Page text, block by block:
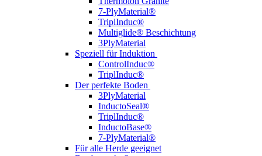
7-PlyMaterial®
TriplInduc®
Multiglide® Beschichtung
3PlyMaterial
Speziell für Induktion
ControlInduc®
TriplInduc®
Der perfekte Boden
3PlyMaterial
InductoSeal®
TriplInduc®
InductoBase®
7-PlyMaterial®
Für alle Herde geeignet